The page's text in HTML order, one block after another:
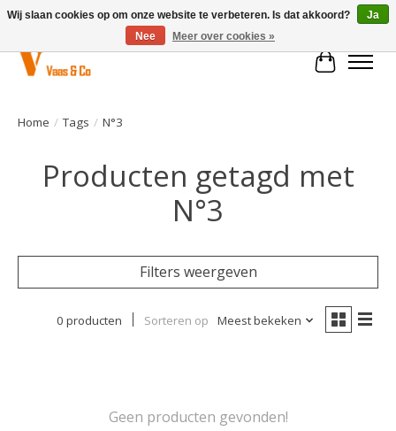
Home / Tags / N°3
Producten getagd met
N°3
Filters weergeven
0 producten Sorteren op Meest bekeken
Geen producten gevonden!
Wij slaan cookies op om onze website te verbeteren. Is dat akkoord?
Ja
Nee
Meer over cookies »